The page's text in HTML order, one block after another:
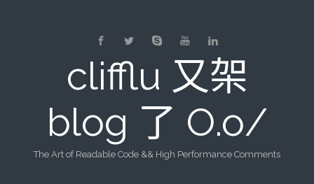
clifflu 又架
blog 了 O.o/
The Art of Readable Code && High Performance Comments